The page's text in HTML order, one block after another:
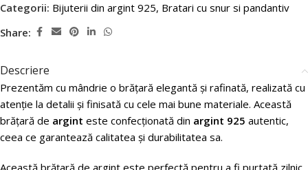
Categorii: Bijuterii din argint 925, Bratari cu snur si pandantiv
Share:
Descriere
Prezentăm cu mândrie o brățară elegantă și rafinată, realizată cu
atenție la detalii și finisată cu cele mai bune materiale. Această
brățară de argint este confecționată din argint 925 autentic,
ceea ce garantează calitatea și durabilitatea sa.
Această brățară de argint este perfectă pentru a fi purtată zilnic